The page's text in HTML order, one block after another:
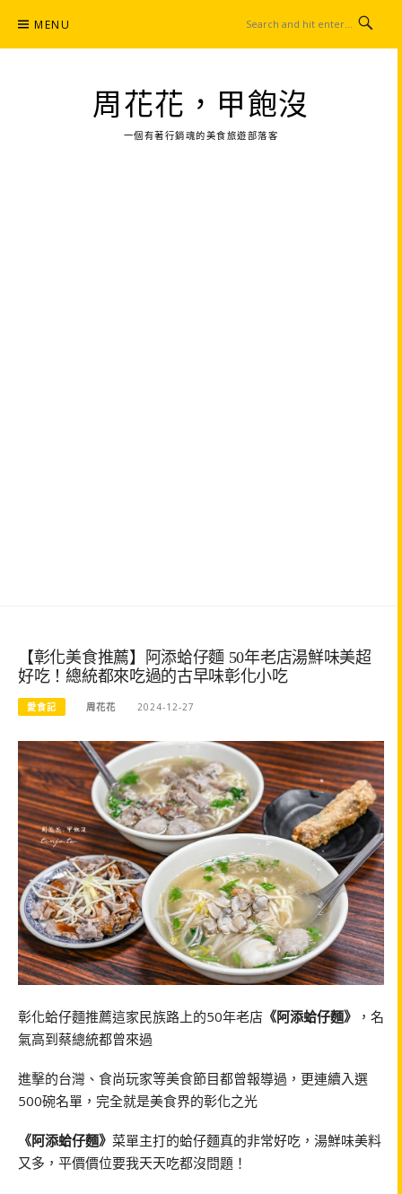
content
MENU
周花花，甲飽沒
一個有著行銷魂的美食旅遊部落客
【彰化美食推薦】阿添蛤仔麵 50年老店湯鮮味美超
好吃！總統都來吃過的古早味彰化小吃
愛食記 周花花 2024-12-27
彰化蛤仔麵推薦這家民族路上的50年老店 《阿添蛤仔麵》
，名
氣高到蔡總統都曾來過
進擊的台灣、食尚玩家等美食節目都曾報導過，更連續入選
500碗名單，完全就是美食界的彰化之光
《阿添蛤仔麵》 菜單主打的蛤仔麵真的非常好吃，湯鮮味美料
又多，平價價位要我天天吃都沒問題！